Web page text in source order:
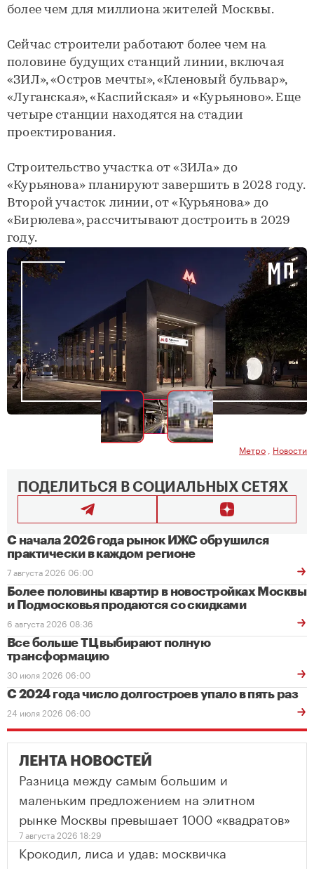
более чем для миллиона жителей Москвы.
Сейчас строители работают более чем на
половине будущих станций линии, включая
«ЗИЛ», «Остров мечты», «Кленовый бульвар»,
«Луганская», «Каспийская» и «Курьяново». Еще
четыре станции находятся на стадии
проектирования.
Строительство участка от «ЗИЛа» до
«Курьянова» планируют завершить в 2028 году.
Второй участок линии, от «Курьянова» до
«Бирюлева», рассчитывают достроить в 2029
году.
Метро Новости
ПОДЕЛИТЬСЯ В СОЦИАЛЬНЫХ СЕТЯХ
С начала 2026 года рынок ИЖС обрушился
практически в каждом регионе
7 августа 2026 06:00
Более половины квартир в новостройках Москвы
и Подмосковья продаются со скидками
6 августа 2026 08:36
Все больше ТЦ выбирают полную
трансформацию
30 июля 2026 06:00
С 2024 года число долгостроев упало в пять раз
24 июля 2026 06:00
ЛЕНТА НОВОСТЕЙ
Разница между самым большим и
маленьким предложением на элитном
рынке Москвы превышает 1000 «квадратов»
7 августа 2026 18:29
Крокодил, лиса и удав: москвичка